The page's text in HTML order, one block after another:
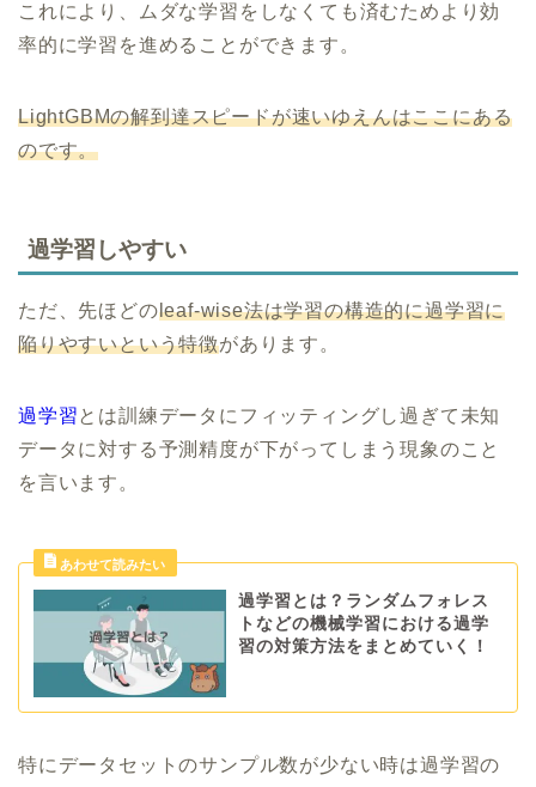
これにより、ムダな学習をしなくても済むためより効
率的に学習を進めることができます。
LightGBMの解到達スピードが速いゆえんはここにある
のです。
過学習しやすい
ただ、先ほどのleaf-wise法は学習の構造的に過学習に
陥りやすいという特徴があります。
過学習とは訓練データにフィッティングし過ぎて未知
データに対する予測精度が下がってしまう現象のこと
を言います。
過学習とは？ランダムフォレス
トなどの機械学習における過学
習の対策方法をまとめていく！
特にデータセットのサンプル数が少ない時は過学習の